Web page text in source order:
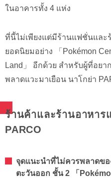
ในอาคารทั้ง 4 แห่ง
ที่นี้ไม่เพียงแต่มีร้านแฟชั่นและ
ยอดนิยมอย่าง 「Pokémon
Land」 อีกด้วย สำหรับผู้ที่อย
พลาดแวะมาเยือน นาโกย่า
ร้านค้าและร้านอาหาร
PARCO
จุดแนะนำที่ไม่ควรพลาดขอ
ตะวันออก ชั้น 2 「